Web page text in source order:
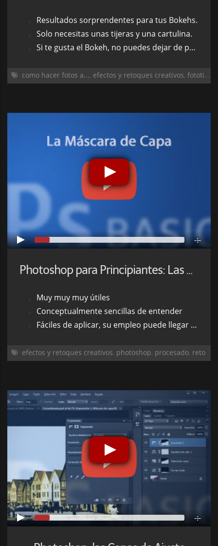
Resultados sorprendentes para tus Bokehs.
Solo necesitas unas tijeras y una cartulina.
Si te gusta el Bokeh, no puedes dejar de probar esta técnica.
como hacer fotos a..., efectos y retoques creativos, fototips
-:--
Photoshop para Principiantes: Las Máscaras de Capa
Muy muy muy útiles
Conceptualmente sencillas de entender
Fáciles de aplicar, su empleo puede llegar a ser muy sofisticado
efectos y retoques creativos, photoshop, procesado, reto
-:--